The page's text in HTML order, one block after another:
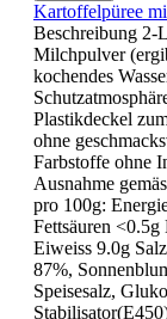
Kartoffelpüree
Beschreibung 2-
Milchpulver
kochendes
Plastikdeckel
ohne
Farbstoffe ohne
Ausnahme
pro 100g:
Fettsäuren
Eiweiss 9.0g
87%,
Speisesalz,